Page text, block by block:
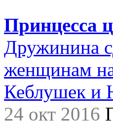
Принцесса
Дружинина
женщинам
Кеблушек и
24 окт 2016